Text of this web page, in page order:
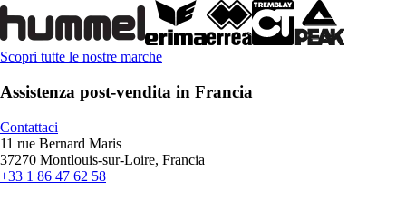
Scopri tutte le nostre marche
Assistenza post-vendita in Francia
Contattaci
11 rue Bernard Maris
37270 Montlouis-sur-Loire, Francia
+33 1 86 47 62 58